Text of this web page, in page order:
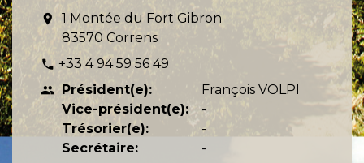
location_on
1 Montée du Fort Gibron
83570 Correns
phone +33 4 94 59 56 49
people Président(e):
Vice-président(e):
Trésorier(e):
Secrétaire:
François VOLPI
-
-
-